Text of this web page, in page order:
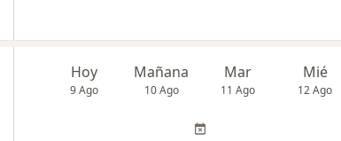
Hoy
9 Ago
Mañana
10 Ago
Mar
11 Ago
Mié
12 Ago